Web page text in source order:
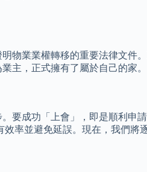
物業業權轉移的重要法律文
主，正式擁有了屬於自己的家。
要成功「上會」，即是順利
率並避免延誤。現在，我們